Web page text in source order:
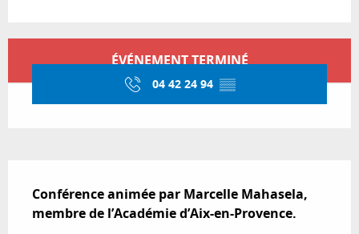
Ouverture et coordonnées
ÉVÉNEMENT TERMINÉ
04 42 24 94 ▒▒
Conférence animée par Marcelle Mahasela,
membre de l’Académie d’Aix-en-Provence.